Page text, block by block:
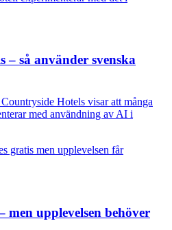
– så använder svenska
Hotels visar att många
med användning av AI i
men upplevelsen behöver